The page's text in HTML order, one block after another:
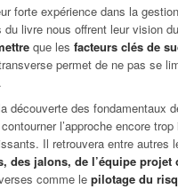
forte expérience dans la
du livre nous offrent leur vision
que les facteurs clés de
permet de ne pas se
découverte des fondamentaux
l’approche encore
Il retrouvera entre autres
des jalons, de l’équipe
comme le pilotage du